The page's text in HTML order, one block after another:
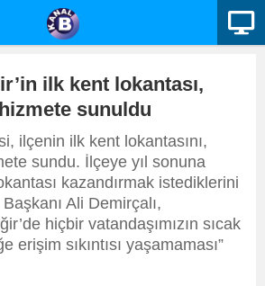
ilk kent lokantası,
sunuldu
ilçenin ilk kent lokantasını,
sundu. İlçeye yıl sonuna
kazandırmak istediklerini
Ali Demirçalı,
hiçbir vatandaşımızın sıcak
erişim sıkıntısı yaşamaması”